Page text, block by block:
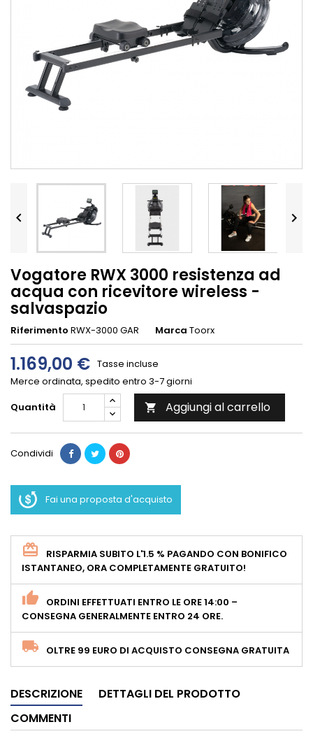
 
Vogatore RWX 3000 resistenza ad
acqua con ricevitore wireless -
salvaspazio
Riferimento RWX-3000 GAR Marca Toorx
1.169,00 € Tasse incluse
Merce ordinata, spedito entro 3-7 giorni
Quantità
 Aggiungi al carrello
Condividi
Fai una proposta d'acquisto
RISPARMIA SUBITO L'1.5 % PAGANDO CON BONIFICO
ISTANTANEO, ORA COMPLETAMENTE GRATUITO!
ORDINI EFFETTUATI ENTRO LE ORE 14:00 –
CONSEGNA GENERALMENTE ENTRO 24 ORE.
OLTRE 99 EURO DI ACQUISTO CONSEGNA GRATUITA
DESCRIZIONE
DETTAGLI DEL PRODOTTO
COMMENTI